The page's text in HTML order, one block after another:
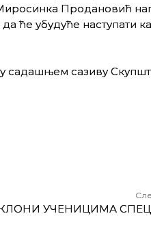
Продановић
ће убудуће наступати
садашњем сазиву
УЧЕНИЦИМА